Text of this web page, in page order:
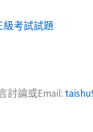
級考試試題
討論或Email: